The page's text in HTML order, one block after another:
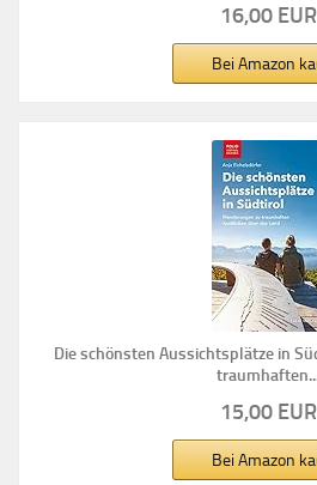
16,00 EUR
Bei Amazon
Die schönsten Aussichtsplätze in
15,00 EUR
Bei Amazon